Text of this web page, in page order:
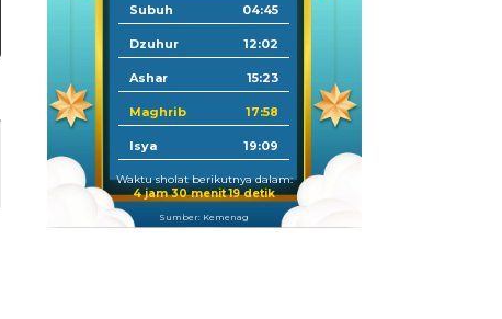
Subuh 04:45
Dzuhur 12:02
Ashar 15:23
Maghrib 17:58
Isya 19:09
Waktu sholat berikutnya dalam:
4 jam 30 menit 18 detik
Sumber: Kemenag